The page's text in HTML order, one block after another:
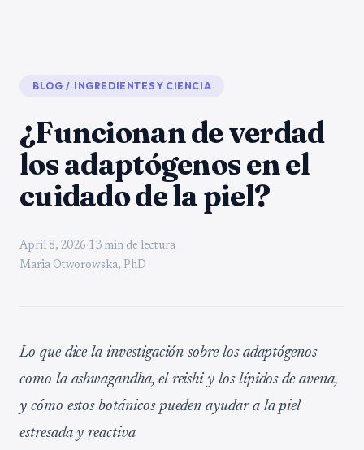
BLOG / INGREDIENTES Y CIENCIA
¿Funcionan de verdad
los adaptógenos en el
cuidado de la piel?
April 8, 2026· 13 min de lectura
Maria Otworowska, PhD
Lo que dice la investigación sobre los adaptógenos
como la ashwagandha, el reishi y los lípidos de avena,
y cómo estos botánicos pueden ayudar a la piel
estresada y reactiva